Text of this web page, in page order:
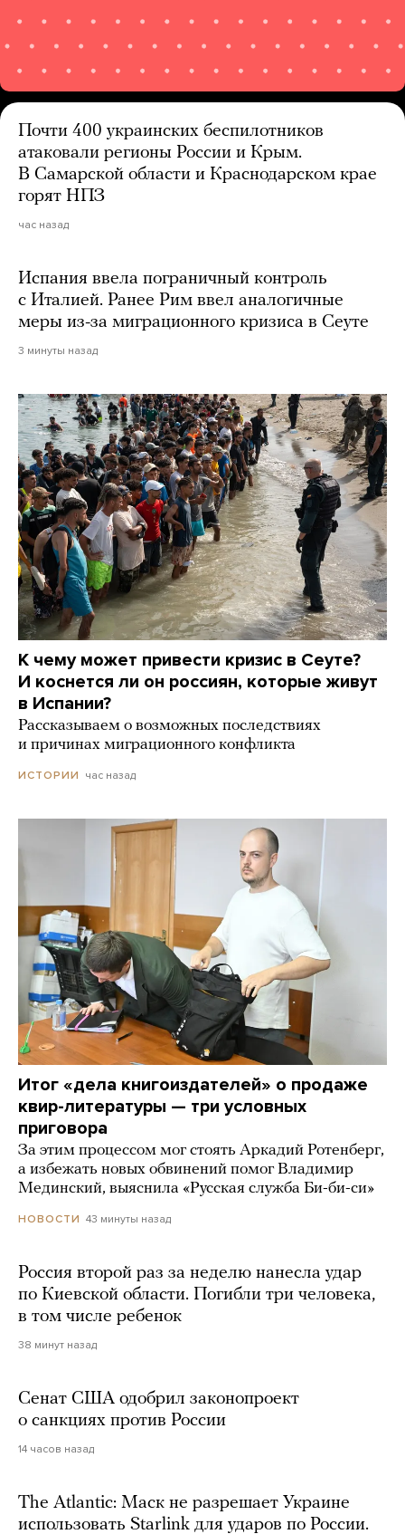
Почти 400 украинских беспилотников
атаковали регионы России и Крым.
В Самарской области и Краснодарском крае
горят НПЗ
час назад
Испания ввела пограничный контроль
с Италией. Ранее Рим ввел аналогичные
меры из-за миграционного кризиса в Сеуте
3 минуты назад
К чему может привести кризис в Сеуте?
И коснется ли он россиян, которые живут
в Испании?
Рассказываем о возможных последствиях
и причинах миграционного конфликта
ИСТОРИИ час назад
Итог «дела книгоиздателей» о продаже
квир-литературы — три условных
приговора
За этим процессом мог стоять Аркадий Ротенберг,
а избежать новых обвинений помог Владимир
Мединский, выяснила «Русская служба Би-би-си»
НОВОСТИ 43 минуты назад
Россия второй раз за неделю нанесла удар
по Киевской области. Погибли три человека,
в том числе ребенок
38 минут назад
Сенат США одобрил законопроект
о санкциях против России
14 часов назад
The Atlantic: Маск не разрешает Украине
использовать Starlink для ударов по России.